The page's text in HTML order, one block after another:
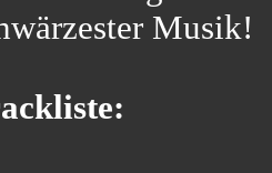
Musik!